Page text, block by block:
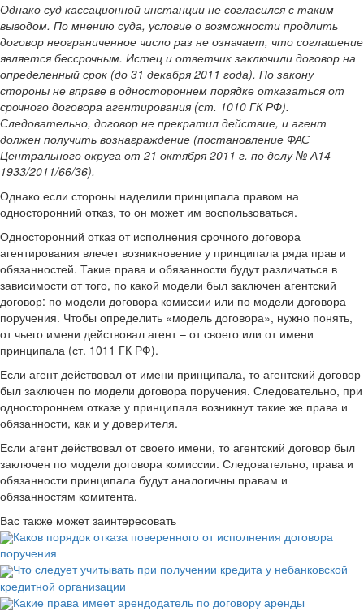
Однако суд кассационной инстанции не согласился с таким
выводом. По мнению суда, условие о возможности продлить
договор неограниченное число раз не означает, что соглашение
является бессрочным. Истец и ответчик заключили договор на
определенный срок (до 31 декабря 2011 года). По закону
стороны не вправе в одностороннем порядке отказаться от
срочного договора агентирования (ст. 1010 ГК РФ).
Следовательно, договор не прекратил действие, и агент
должен получить вознаграждение (постановление ФАС
Центрального округа от 21 октября 2011 г. по делу № А14-
1933/2011/66/36).
Однако если стороны наделили принципала правом на
односторонний отказ, то он может им воспользоваться.
Односторонний отказ от исполнения срочного договора
агентирования влечет возникновение у принципала ряда прав и
обязанностей. Такие права и обязанности будут различаться в
зависимости от того, по какой модели был заключен агентский
договор: по модели договора комиссии или по модели договора
поручения. Чтобы определить «модель договора», нужно понять,
от чьего имени действовал агент – от своего или от имени
принципала (ст. 1011 ГК РФ).
Если агент действовал от имени принципала, то агентский договор
был заключен по модели договора поручения. Следовательно, при
одностороннем отказе у принципала возникнут такие же права и
обязанности, как и у доверителя.
Если агент действовал от своего имени, то агентский договор был
заключен по модели договора комиссии. Следовательно, права и
обязанности принципала будут аналогичны правам и
обязанностям комитента.
Вас также может заинтересовать
Каков порядок отказа поверенного от исполнения договора
поручения
Что следует учитывать при получении кредита у небанковской
кредитной организации
Какие права имеет арендодатель по договору аренды